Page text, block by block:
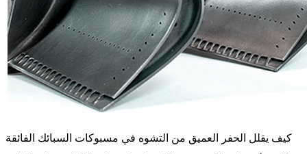
كيف يقلل الحفر العميق من التشوه في مسبوكات السبائك الفائقة